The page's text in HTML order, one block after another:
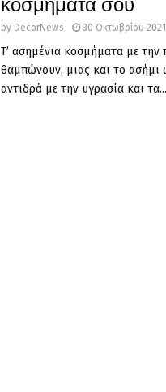
κοσμήματά σου
by DecorNews 30 Οκτωβρίου 2021
Τ’ ασημένια κοσμήματα με την
θαμπώνουν, μιας και το ασήμι
αντιδρά με την υγρασία και τα...